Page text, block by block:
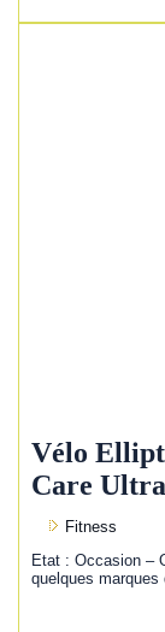
Vélo
Care
Fitness
Etat : Occasion –
quelques